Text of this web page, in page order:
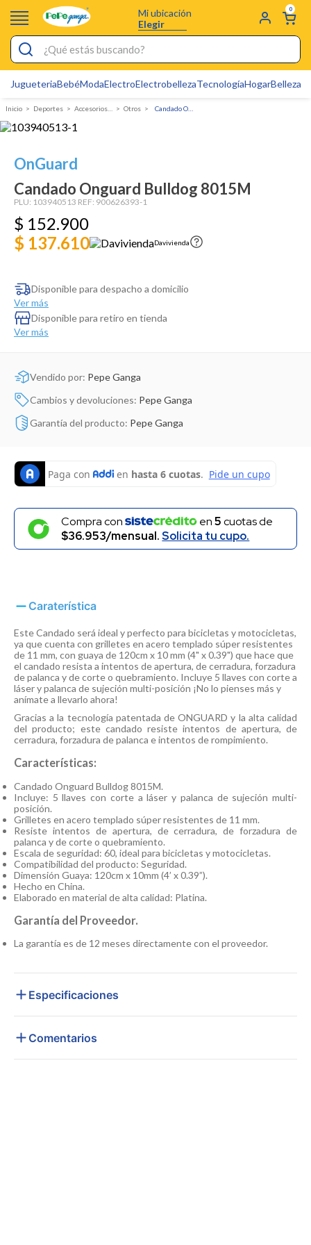
Mi ubicación
Elegir
0
¿Qué estás buscando?
JugueteriaBebéModaElectroElectrobellezaTecnologíaHogarBelleza
Deportes Accesorios deportivos otros
OnGuard
Candado Onguard Bulldog 8015M
PLU: 103940513 REF: 900626393-1
$ 152.900
$ 137.610
Davivienda
Disponible para despacho a domicilio
Ver más
Disponible para retiro en tienda
Ver más
Vendido por: Pepe Ganga
Cambios y devoluciones: Pepe Ganga
Garantía del producto: Pepe Ganga
Compra con en5cuotas de
$36.953/mensual.Solicita tu cupo.
Caraterística
Este Candado será ideal y perfecto para bicicletas y motocicletas,
ya que cuenta con grilletes en acero templado súper resistentes
de 11 mm, con guaya de 120cm x 10 mm (4" x 0.39") que hace que
el candado resista a intentos de apertura, de cerradura, forzadura
de palanca y de corte o quebramiento. Incluye 5 llaves con corte a
láser y palanca de sujeción multi-posición ¡No lo pienses más y
anímate a llevarlo ahora!
Gracias a la tecnología patentada de ONGUARD y la alta calidad
del producto; este candado resiste intentos de apertura, de
cerradura, forzadura de palanca e intentos de rompimiento.
Características:
Candado Onguard Bulldog 8015M.
Incluye: 5 llaves con corte a láser y palanca de sujeción multi-
posición.
Grilletes en acero templado súper resistentes de 11 mm.
Resiste intentos de apertura, de cerradura, de forzadura de
palanca y de corte o quebramiento.
Escala de seguridad: 60, ideal para bicicletas y motocicletas.
Compatibilidad del producto: Seguridad.
Dimensión Guaya: 120cm x 10mm (4’ x 0.39”).
Hecho en China.
Elaborado en material de alta calidad: Platina.
Garantía del Proveedor.
La garantía es de 12 meses directamente con el proveedor.
Especificaciones
Comentarios
Pijamas
Figuras Toy Story
Carters
Silla Mecedora Bebé
Bebes
Cuna Colecho
Dinosaurio Juguete